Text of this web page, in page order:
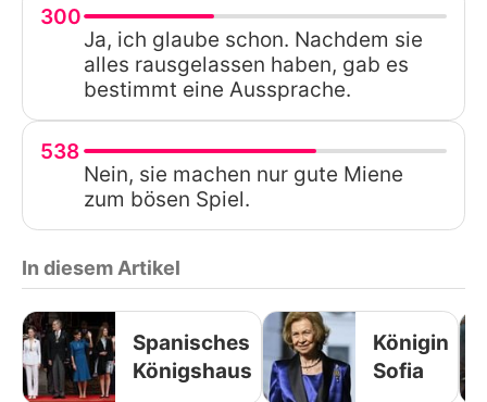
300
Ja, ich glaube schon. Nachdem sie
alles rausgelassen haben, gab es
bestimmt eine Aussprache.
538
Nein, sie machen nur gute Miene
zum bösen Spiel.
In diesem Artikel
Spanisches
Königshaus
Königin
Sofia